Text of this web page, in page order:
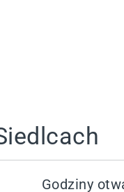
Godziny